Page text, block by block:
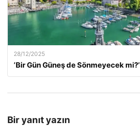
28/12/2025
‘Bir Gün Güneş de Sönmeyecek mi?’
Bir yanıt yazın